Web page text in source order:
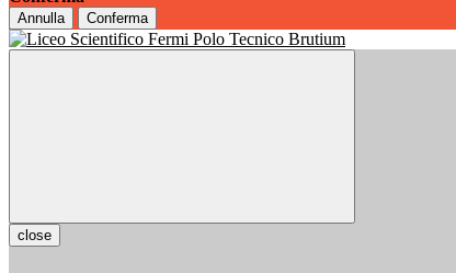
Annulla Conferma
close